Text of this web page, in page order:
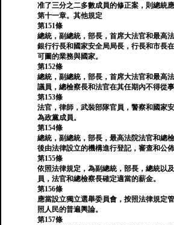
准了三分之二多數成員的修正案，則總統
第十一章。其他規定
第151條
總統，副總統，部長，首席大法官和最高
銀行行長和國家安全局局長，行長和市長
可圖的業務與國家。
第152條
總統，副總統，部長，首席大法官和最高
議員，總檢察長和法官在其任期內不得從事
第153條
法官，律師，武裝部隊官員，警察和國家
為政黨成員。
第154條
總統，副總統，部長，最高法院法官和總
後由法律設立的機構進行登記，審查和公佈
第155條
依照法律規定，為副總統，部長，總統以
員，法官和總檢察長確定適當的薪金。
第156條
應當設立獨立選舉委員會，按照法律規定
照人民的普遍輿論。
第157條